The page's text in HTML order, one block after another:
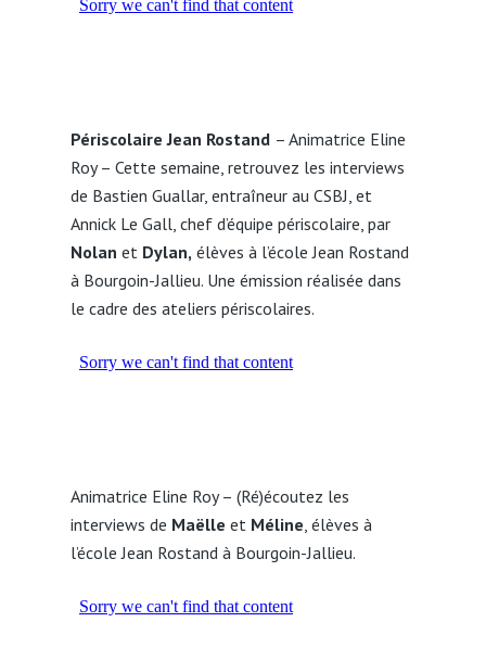
Périscolaire Jean Rostand – Animatrice Eline
Roy – Cette semaine, retrouvez les interviews
de Bastien Guallar, entraîneur au CSBJ, et
Annick Le Gall, chef d’équipe périscolaire, par
Nolan et Dylan, élèves à l’école Jean Rostand
à Bourgoin-Jallieu. Une émission réalisée dans
le cadre des ateliers périscolaires.
Animatrice Eline Roy – (Ré)écoutez les
interviews de Maëlle et Méline , élèves à
l’école Jean Rostand à Bourgoin-Jallieu.